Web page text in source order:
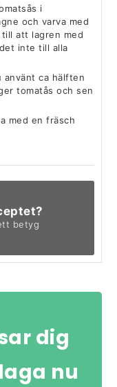
i
och varva med
till att lagren med
inte till alla
använt ca hälften
tomatås och sen
med en fräsch
betyg
dig
nu